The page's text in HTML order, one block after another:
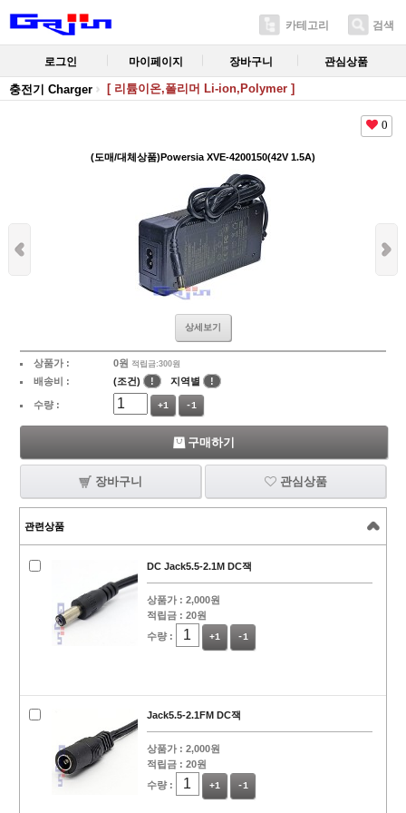
카테고리 검색
로그인 마이페이지 장바구니 관심상품
충전기 Charger [ 리튬이온,폴리머 Li-ion,Polymer ]
0
(도매/대체상품)Powersia XVE-4200150(42V 1.5A)
상세보기
상품가 : 0원 적립금:300원
배송비 : (조건) ! 지역별 !
수량 : +1 -1
구매하기
장바구니 관심상품
관련상품
DC Jack5.5-2.1M DC잭
상품가 : 2,000원
적립금 : 20원
수량 :
+1 -1
Jack5.5-2.1FM DC잭
상품가 : 2,000원
적립금 : 20원
수량 :
+1 -1